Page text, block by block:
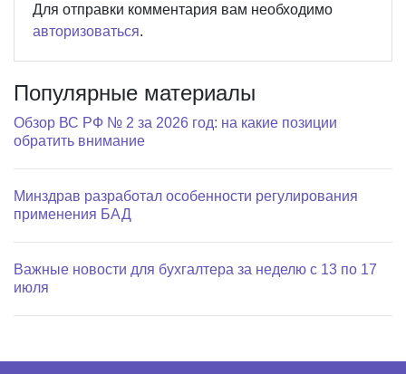
Для отправки комментария вам необходимо
авторизоваться.
Популярные материалы
Обзор ВС РФ № 2 за 2026 год: на какие позиции
обратить внимание
Минздрав разработал особенности регулирования
применения БАД
Важные новости для бухгалтера за неделю с 13 по 17
июля